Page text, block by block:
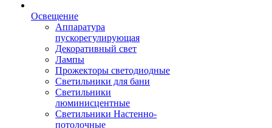
Освещение
Аппаратура
пускорегулирующая
Декоративный свет
Лампы
Прожекторы светодиодные
Светильники для бани
Светильники
люминисцентные
Светильники Настенно-
потолочные